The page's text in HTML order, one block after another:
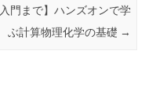
入門まで】ハンズオンで学
ぶ計算物理化学の基礎 →